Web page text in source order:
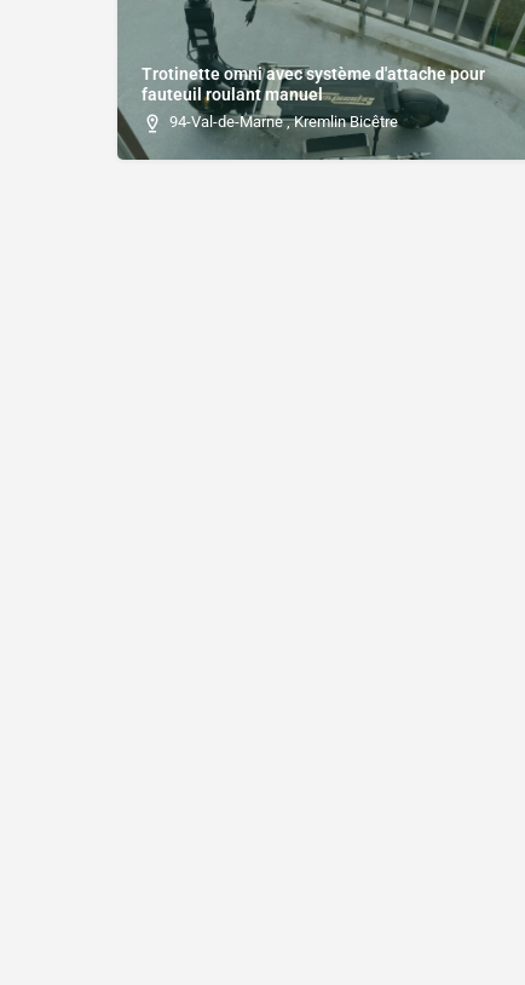
Trotinette omni avec système d'attache pour
fauteuil roulant manuel
94-Val-de-Marne , Kremlin Bicêtre